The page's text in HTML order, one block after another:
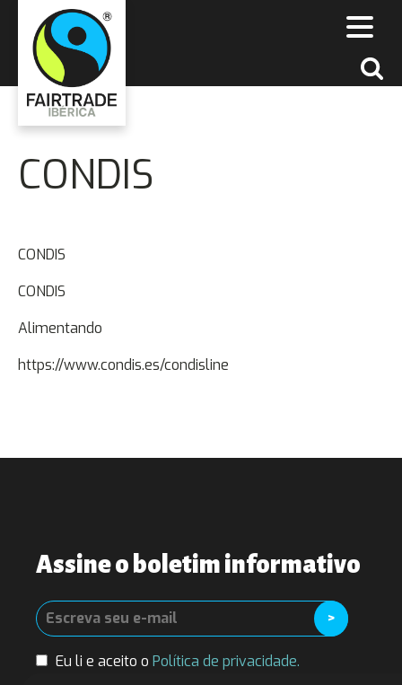
CONDIS
CONDIS
CONDIS
Alimentando
https://www.condis.es/condisline
Assine o boletim informativo
Eu li e aceito o Política de privacidade.